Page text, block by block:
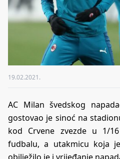
19.02.2021.
AC Milan švedskog
gostovao je sinoć na
kod Crvene zvezde u 1/
fudbalu, a utakmicu koja